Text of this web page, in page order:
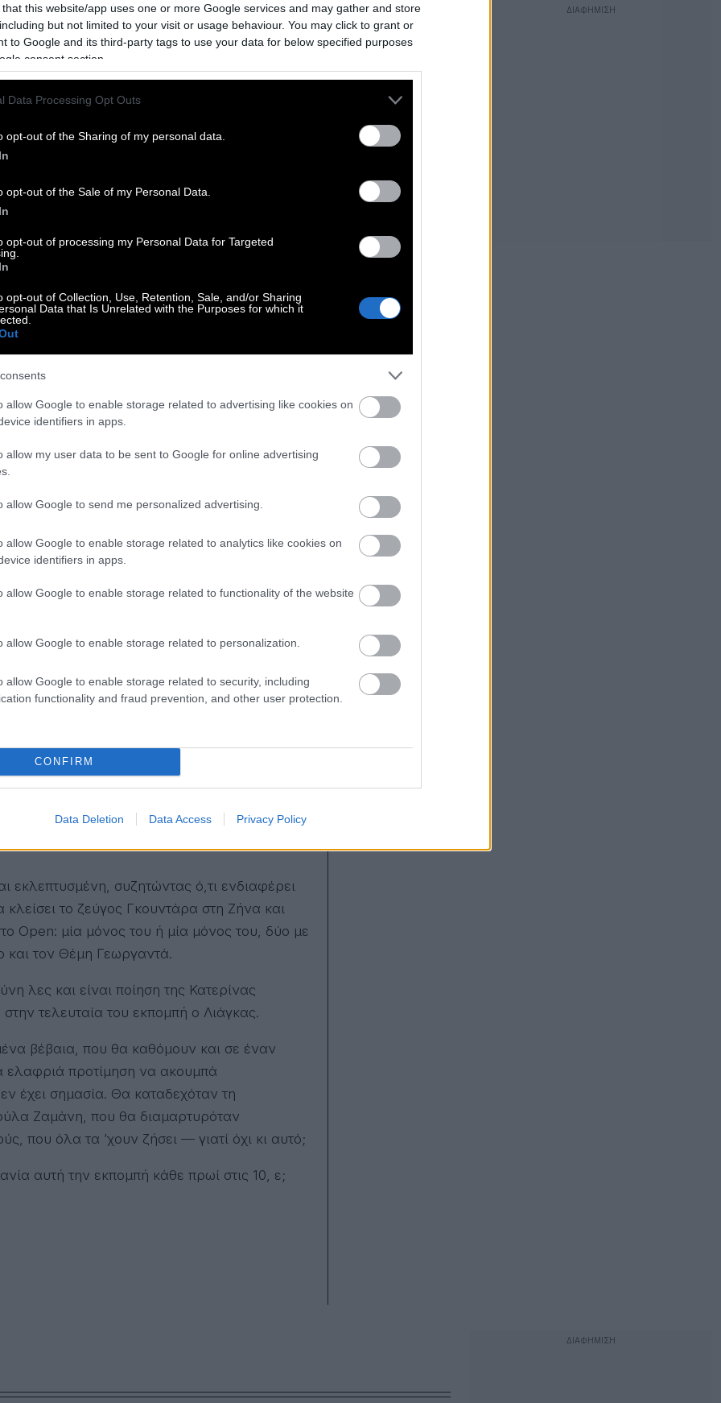
that this website/app uses one or more Google services and may gather and store
but not limited to your visit or usage behaviour. You may click to grant or
to Google and its third-party tags to use your data for below specified purposes
consent section.
Data Processing Opt Outs
opt-out of the Sharing of my personal data.
opt-out of the Sale of my Personal Data.
opt-out of processing my Personal Data for Targeted
opt-out of Collection, Use, Retention, Sale, and/or Sharing
Data that Is Unrelated with the Purposes for which it
allow Google to enable storage related to advertising like cookies on
identifiers in apps.
allow my user data to be sent to Google for online advertising
allow Google to send me personalized advertising.
allow Google to enable storage related to analytics like cookies on
identifiers in apps.
allow Google to enable storage related to functionality of the website
allow Google to enable storage related to personalization.
allow Google to enable storage related to security, including
functionality and fraud prevention, and other user protection.
CONFIRM
Data Deletion Data Access Privacy Policy
πάνελ ασυνήθιστο, αλλά με πολύ συμπαθή
πολιτικές απόψεις, αν και στην
πάντα.
δουλειά για μια μέρα και μετά κάπου
διαρροές κάνουν πως είναι ανάρπαστοι και
εγώ για μένα. Επίσης, με ξέρω: δε θα με
πέρα… μάλλον… μπορεί… το πιο πιθανόν…
αεράκι της Αμοργού, όπου κατοικεί, με
θα μας κάνει μουσικό πρόγραμμα μόνη της,
σου η φύση, μπανισταριτζού με το
κανέναν.
καλλιεργημένο κύριο με κομψότητα,
maîtrise στην Ιστορία από το
χωρίς αυτό το τελευταίο, δεν σηκώνω
όλες τις μέρες, να έρχεται και ο Αντώνης
είναι ένα πρωινό με γύρη, μέλι, ταχίνι,
τυριά, αλλά με δέος θα τον ακούμε.
και δε θα τα χαλάσουμε σε λεπτομέρειες! Θα
Κώστα Τσουρό, διότι πολύπαθος από τους
ψυχούλα στάθηκα με την Κοσιώνη και δεν
στον Αλέξανδρο Τσουβέλα.
και κοινό επαρχίας- αλλά μεγαλωμένος στα
πολλές προσωπικότητες και, για να μη
αγαπώ, που θα μου φέρει και μασίφ
για τα κοινωνικά και πολιτικά θέματα
σε πιο Κουτσούμπα ιδεολογία. Και άμα
με ποιον, θα μας λέει και το
στην ποιότητα.
εκλεπτυσμένη, συζητώντας ό,τι ενδιαφέρει
το ζεύγος Γκουντάρα στη Ζήνα και
Open: μία μόνος του ή μία μόνος του, δύο με
και τον Θέμη Γεωργαντά.
λες και είναι ποίηση της Κατερίνας
τελευταία του εκπομπή ο Λιάγκας.
βέβαια, που θα καθόμουν και σε έναν
ελαφριά προτίμηση να ακουμπά
έχει σημασία. Θα καταδεχόταν τη
Ζαμάνη, που θα διαμαρτυρόταν
που όλα τα ’χουν ζήσει — γιατί όχι κι αυτό;
αυτή την εκπομπή κάθε πρωί στις 10, ε;